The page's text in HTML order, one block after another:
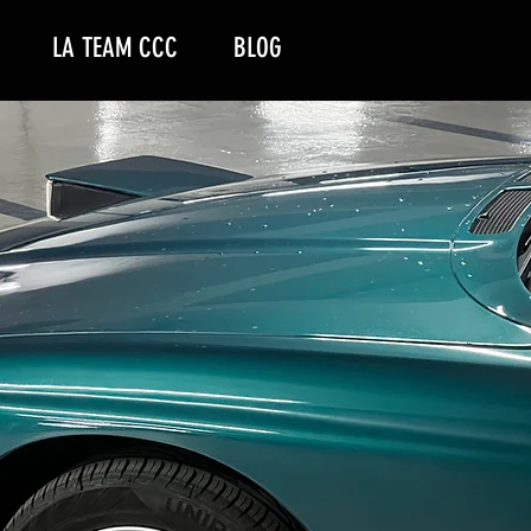
LA TEAM CCC BLOG